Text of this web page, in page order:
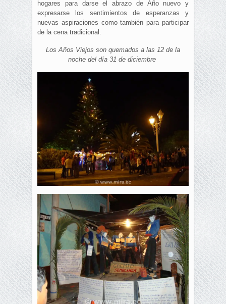
hogares para darse el abrazo de Año nuevo y
expresarse los sentimientos de esperanzas y
nuevas aspiraciones como también para participar
de la cena tradicional.
Los Años Viejos son quemados a las 12 de la
noche del día 31 de diciembre